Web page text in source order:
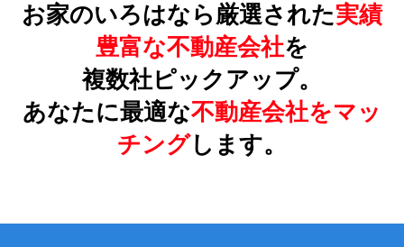
お家のいろはなら厳選された実績
豊富な不動産会社を
複数社ピックアップ。
あなたに最適な不動産会社をマッ
チングします。